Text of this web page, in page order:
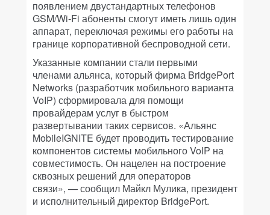
появлением двустандартных телефонов
GSM/Wi-Fi абоненты смогут иметь лишь один
аппарат, переключая режимы его работы на
границе корпоративной беспроводной сети.
Указанные компании стали первыми
членами альянса, который фирма BridgePort
Networks (разработчик мобильного варианта
VoIP) сформировала для помощи
провайдерам услуг в быстром
развертывании таких сервисов. «Альянс
MobileIGNITE будет проводить тестирование
компонентов системы мобильного VoIP на
совместимость. Он нацелен на построение
сквозных решений для операторов
связи», — сообщил Майкл Мулика, президент
и исполнительный директор BridgePort.